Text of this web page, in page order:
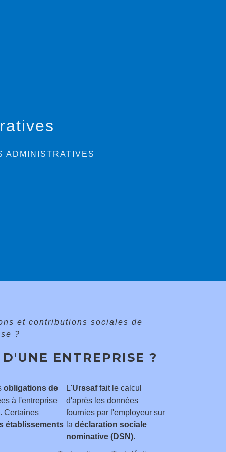
ADMINISTRATIVES
et contributions sociales de
?
ENTREPRISE ?
obligations de
à l'entreprise
Certaines
établissements
L'Urssaffait le calcul
d'après les données
fournies par l'employeur sur
la déclaration sociale
nominative (DSN).